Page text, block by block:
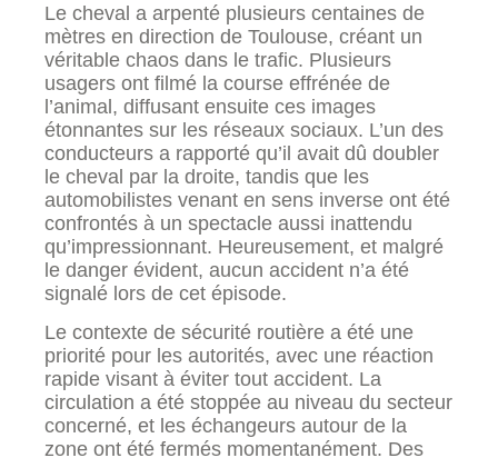
Le cheval a arpenté plusieurs centaines de
mètres en direction de Toulouse, créant un
véritable chaos dans le trafic. Plusieurs
usagers ont filmé la course effrénée de
l’animal, diffusant ensuite ces images
étonnantes sur les réseaux sociaux. L’un des
conducteurs a rapporté qu’il avait dû doubler
le cheval par la droite, tandis que les
automobilistes venant en sens inverse ont été
confrontés à un spectacle aussi inattendu
qu’impressionnant. Heureusement, et malgré
le danger évident, aucun accident n’a été
signalé lors de cet épisode.
Le contexte de sécurité routière a été une
priorité pour les autorités, avec une réaction
rapide visant à éviter tout accident. La
circulation a été stoppée au niveau du secteur
concerné, et les échangeurs autour de la
zone ont été fermés momentanément. Des